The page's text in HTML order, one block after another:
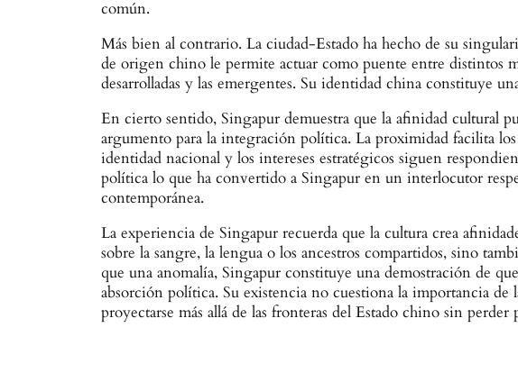
común.
Más bien al contrario. La ciudad-Estado ha hecho de su
de origen chino le permite actuar como puente entre distintos
desarrolladas y las emergentes. Su identidad china constituye
En cierto sentido, Singapur demuestra que la afinidad cultural
argumento para la integración política. La proximidad facilita
identidad nacional y los intereses estratégicos siguen
política lo que ha convertido a Singapur en un interlocutor
contemporánea.
La experiencia de Singapur recuerda que la cultura crea
sobre la sangre, la lengua o los ancestros compartidos, sino
que una anomalía, Singapur constituye una demostración de
absorción política. Su existencia no cuestiona la importancia
proyectarse más allá de las fronteras del Estado chino sin